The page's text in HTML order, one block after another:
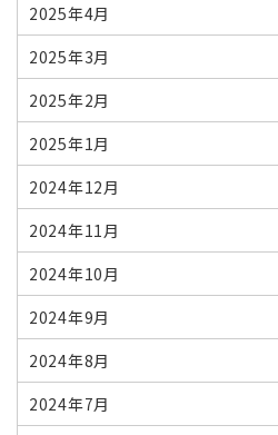
2025年4月
2025年3月
2025年2月
2025年1月
2024年12月
2024年11月
2024年10月
2024年9月
2024年8月
2024年7月